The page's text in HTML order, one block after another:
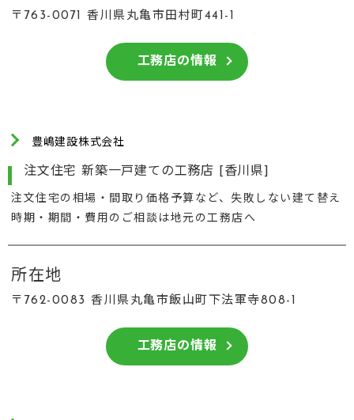
〒763-0071 香川県丸亀市田村町441-1
工務店の情報
豊嶋建設株式会社
注文住宅 新築一戸建ての工務店 [香川県]
注文住宅の相場・間取り価格予算など、失敗しない建て替え
時期・期間・費用のご相談は地元の工務店へ
所在地
〒762-0083 香川県丸亀市飯山町下法軍寺808-1
工務店の情報